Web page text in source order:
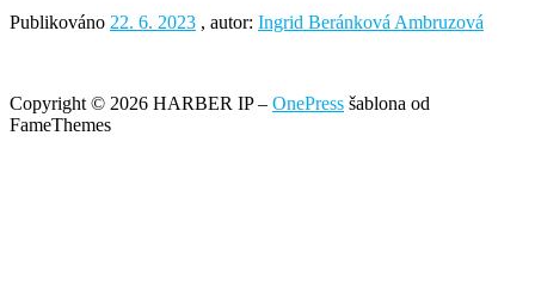
Publikováno 22. 6. 2023 , autor: Ingrid Beránková Ambruzová
Copyright © 2026 HARBER IP– OnePress šablona od
FameThemes